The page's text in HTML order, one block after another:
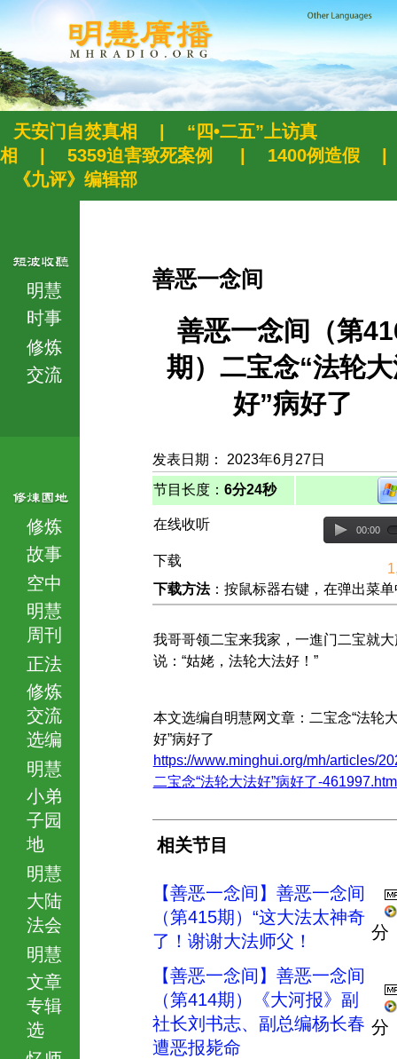
天安门自焚真相
“四•二五”上访真
相
5359迫害致死案例 1400例造假
《九评》编辑部
明慧
时事
修炼
交流
修炼
故事
空中
明慧
周刊
正法
修炼
交流
选编
明慧
小弟
子园
地
明慧
大陆
法会
明慧
文章
专辑
选
善恶一念间
善恶一念间（第
期）二宝念“法轮
好”病好了
发表日期： 2023年6月27日
节目长度： 6分24秒
在线收听 00:00
下载
下载方法：按鼠标器右键，在弹出菜
我哥哥领二宝来我家，一進门二宝就大
说：“姑姥，法轮大法好！”
本文选编自明慧网文章：二宝念“法轮
好”病好了
https://www.minghui.org/mh/articles/
二宝念“法轮大法好”病好了-
相关节目
【善恶一念间】善恶一念间
（第415期）“这大法太神奇
了！谢谢大法师父！
分
【善恶一念间】善恶一念间
（第414期）《大河报》副
社长刘书志、副总编杨长春
遭恶报毙命
分